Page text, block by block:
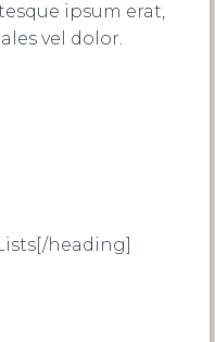
ipsum erat,
vel dolor.
heading]